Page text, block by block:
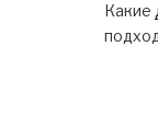
Какие